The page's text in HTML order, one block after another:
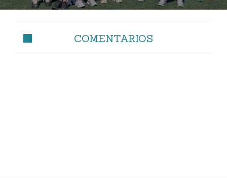
COMENTARIOS